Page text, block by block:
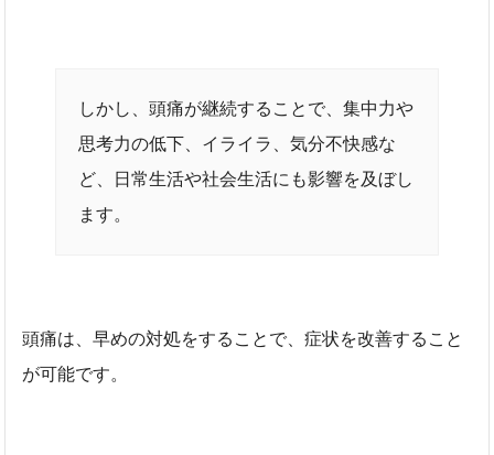
しかし、頭痛が継続することで、集中力や
思考力の低下、イライラ、気分不快感な
ど、日常生活や社会生活にも影響を及ぼし
ます。
頭痛は、早めの対処をすることで、症状を改善すること
が可能です。